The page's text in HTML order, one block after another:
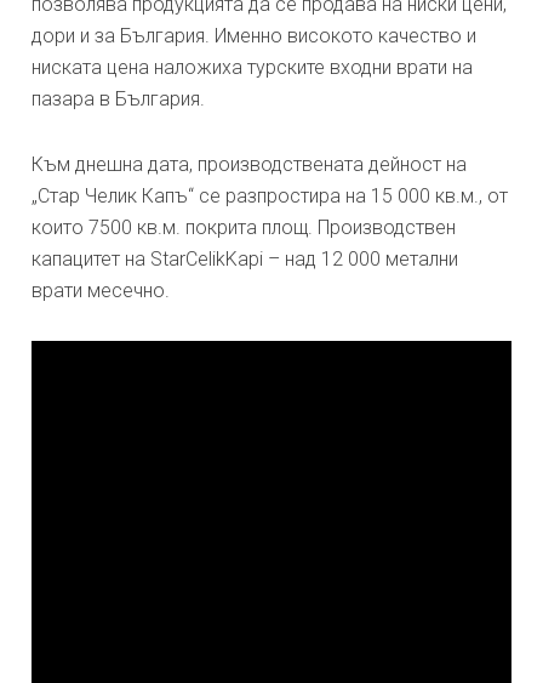
дори и за България. Именно високото качество и
ниската цена наложиха турските входни врати на
пазара в България.
Към днешна дата, производствената дейност на
„Стар Челик Капъ“ се разпростира на 15 000 кв.м., от
които 7500 кв.м. покрита площ. Производствен
капацитет на StarCelikKapi – над 12 000 метални
врати месечно.